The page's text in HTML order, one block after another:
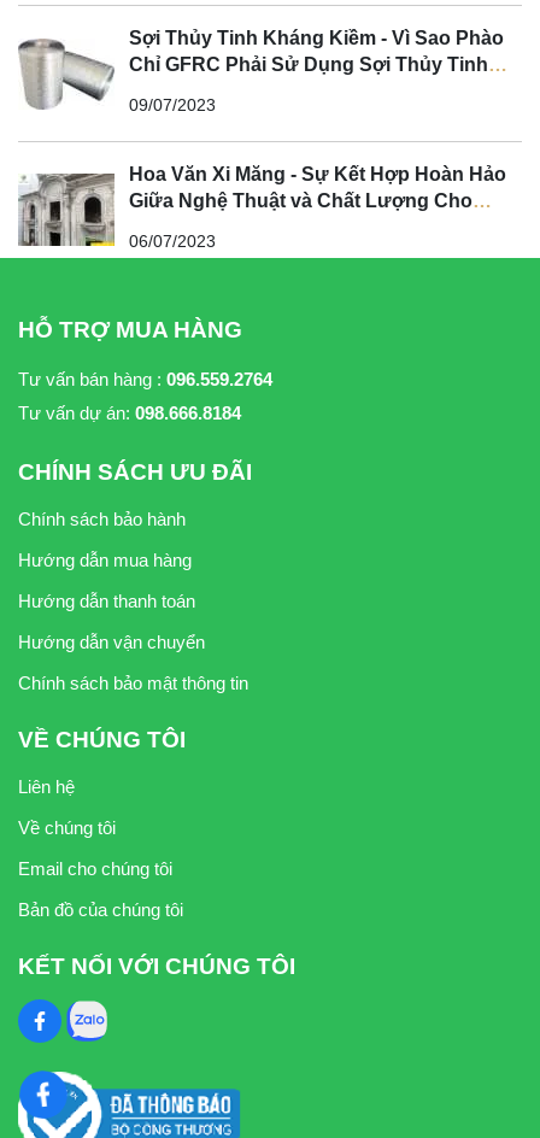
Sợi Thủy Tinh Kháng Kiềm - Vì Sao Phào
Chỉ GFRC Phải Sử Dụng Sợi Thủy Tinh
09/07/2023
Hoa Văn Xi Măng - Sự Kết Hợp Hoàn Hảo
Giữa Nghệ Thuật và Chất Lượng Cho
06/07/2023
HỖ TRỢ MUA HÀNG
Tư vấn bán hàng : 096.559.2764
Tư vấn dự án: 098.666.8184
CHÍNH SÁCH ƯU ĐÃI
Chính sách bảo hành
Hướng dẫn mua hàng
Hướng dẫn thanh toán
Hướng dẫn vận chuyển
Chính sách bảo mật thông tin
VỀ CHÚNG TÔI
Liên hệ
Về chúng tôi
Email cho chúng tôi
Bản đồ của chúng tôi
KẾT NỐI VỚI CHÚNG TÔI